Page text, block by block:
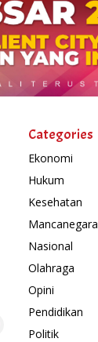
Categories
Ekonomi
Hukum
Kesehatan
Mancanegara
Nasional
Olahraga
Opini
Pendidikan
Politik